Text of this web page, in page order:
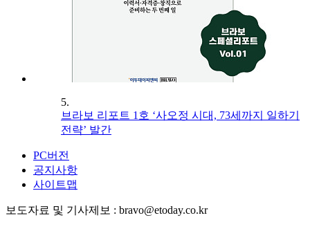
5.
브라보 리포트 1호 ‘사오정 시대, 73세까지 일하기
전략’ 발간
PC버전
공지사항
사이트맵
보도자료 및 기사제보 : bravo@etoday.co.kr